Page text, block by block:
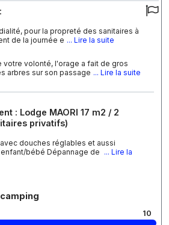
pour la propreté des sanitaires à
de la journée e ... Lire la suite
votre volonté, l'orage a fait de gros
arbres sur son passage ... Lire la suite
: Lodge MAORI 17 m2 / 2
privatifs)
douches réglables et aussi
bébé Dépannage de ... Lire la
10